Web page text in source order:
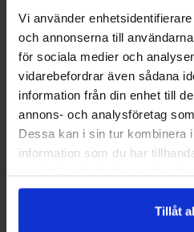
Vi använder
och annonserna till
för sociala medier och
vidarebefordrar även sådana
information från din enhet till
annons- och analysföretag
Dessa kan i sin tur kombinera
information som du har
Tillåt
Kontakta PBS Svensk
hjälp att välja rätt lösning.
Om du behöver mer ingående
montering rekommenderar vi
certifierad fackman i närheten.
lagerstatus eller leveranstider,
och artikelbeskrivning så